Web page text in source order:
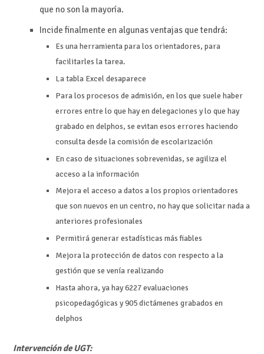
que no son la mayoría.
Incide finalmente en algunas ventajas que tendrá:
Es una herramienta para los orientadores, para
facilitarles la tarea.
La tabla Excel desaparece
Para los procesos de admisión, en los que suele haber
errores entre lo que hay en delegaciones y lo que hay
grabado en delphos, se evitan esos errores haciendo
consulta desde la comisión de escolarización
En caso de situaciones sobrevenidas, se agiliza el
acceso a la información
Mejora el acceso a datos a los propios orientadores
que son nuevos en un centro, no hay que solicitar nada a
anteriores profesionales
Permitirá generar estadísticas más fiables
Mejora la protección de datos con respecto a la
gestión que se venía realizando
Hasta ahora, ya hay 6227 evaluaciones
psicopedagógicas y 905 dictámenes grabados en
delphos
Intervención de UGT: